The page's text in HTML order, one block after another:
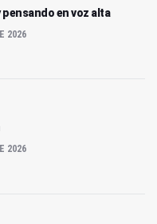
pensando en voz alta
2026
2026